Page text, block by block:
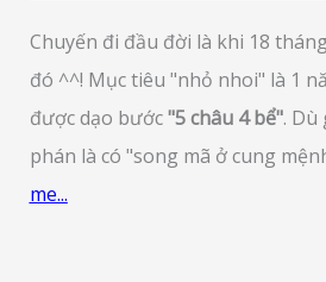
Chuyến đi đầu đời là khi 18
đó ^^! Mục tiêu "nhỏ nhoi" là 1
được dạo bước"5 châu 4 bể". Dù
phán là có "song mã ở cung
me...